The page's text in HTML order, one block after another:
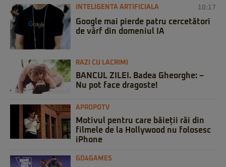
INTELIGENTA ARTIFICIALA 10:17
Google mai pierde patru cercetători
de vârf din domeniul IA
RAZI CU LACRIMI
BANCUL ZILEI. Badea Gheorghe: –
Nu pot face dragoste!
APROPOTV
Motivul pentru care băieții răi din
filmele de la Hollywood nu folosesc
iPhone
GO4GAMES